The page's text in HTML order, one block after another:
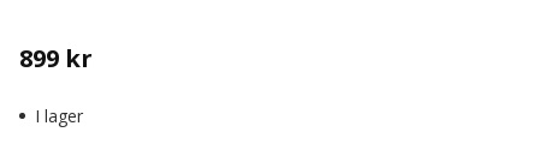
899 kr
I lager